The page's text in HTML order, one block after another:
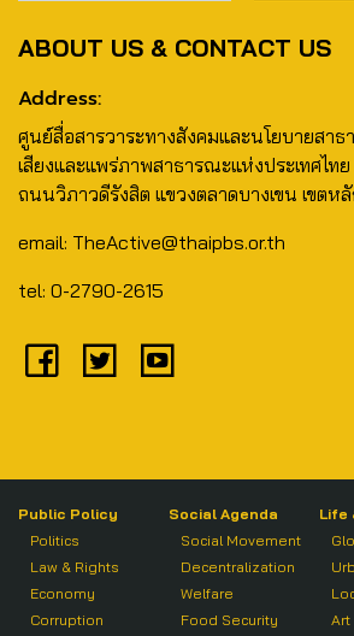
ABOUT US & CONTACT US
Address:
ศูนย์สื่อสารวาระทางสังคมและนโยบายสาธ
เสียงและแพร่ภาพสาธารณะแห่งประเทศไท
ถนนวิภาวดีรังสิต แขวงตลาดบางเขน เขตหลั
email: TheActive@thaipbs.or.th
tel: 0-2790-2615
Public Policy
Politics
Law & Rights
Economy
Corruption
Social Agenda
Social Movement
Decentralization
Welfare
Food Security
Life
Art